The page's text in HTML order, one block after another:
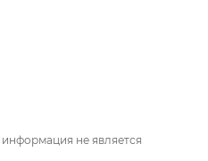
не является